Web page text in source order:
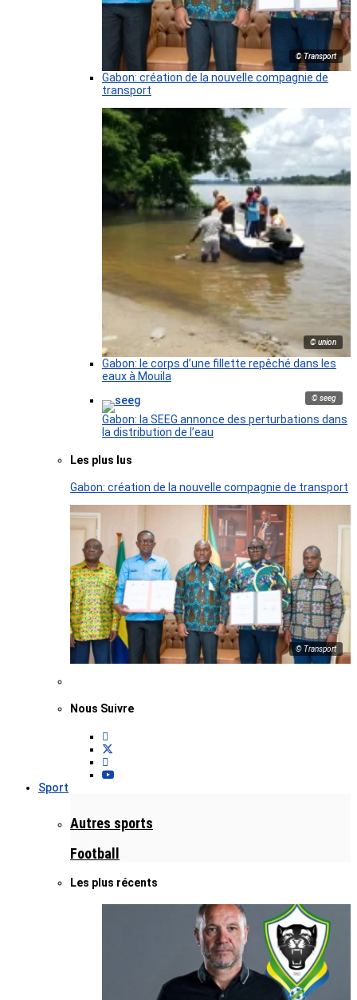
© Transport
Gabon: création de la nouvelle compagnie de
transport
© union
Gabon: le corps d’une fillette repêché dans les
eaux à Mouila
© seeg
Gabon: la SEEG annonce des perturbations dans
la distribution de l’eau
Les plus lus
Gabon: création de la nouvelle compagnie de transport
© Transport
Nous Suivre
Sport
Autres sports
Football
Les plus récents